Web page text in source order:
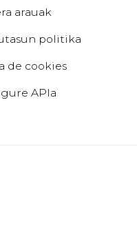
arauak
politika
de cookies
APIa